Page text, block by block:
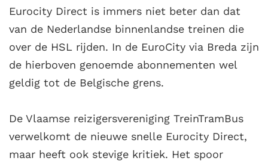
Eurocity Direct is immers niet beter dan dat
van de Nederlandse binnenlandse treinen die
over de HSL rijden. In de EuroCity via Breda zijn
de hierboven genoemde abonnementen wel
geldig tot de Belgische grens.
De Vlaamse reizigersvereniging TreinTramBus
verwelkomt de nieuwe snelle Eurocity Direct,
maar heeft ook stevige kritiek. Het spoor